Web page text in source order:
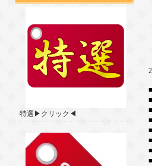
特選▶クリック◀